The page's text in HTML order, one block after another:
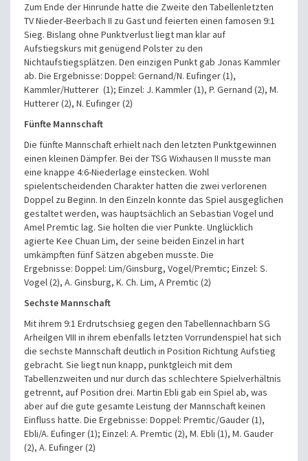
Zum Ende der Hinrunde hatte die Zweite den Tabellenletzten
TV Nieder-Beerbach II zu Gast und feierten einen famosen 9:1
Sieg. Bislang ohne Punktverlust liegt man klar auf
Aufstiegskurs mit genügend Polster zu den
Nichtaufstiegsplätzen. Den einzigen Punkt gab Jonas Kammler
ab. Die Ergebnisse: Doppel: Gernand/N. Eufinger (1),
Kammler/Hutterer (1); Einzel: J. Kammler (1), P. Gernand (2), M.
Hutterer (2), N. Eufinger (2)
Fünfte Mannschaft
Die fünfte Mannschaft erhielt nach den letzten Punktgewinnen
einen kleinen Dämpfer. Bei der TSG Wixhausen II musste man
eine knappe 4:6-Niederlage einstecken. Wohl
spielentscheidenden Charakter hatten die zwei verlorenen
Doppel zu Beginn. In den Einzeln konnte das Spiel ausgeglichen
gestaltet werden, was hauptsächlich an Sebastian Vogel und
Amel Premtic lag. Sie holten die vier Punkte. Unglücklich
agierte Kee Chuan Lim, der seine beiden Einzel in hart
umkämpften fünf Sätzen abgeben musste. Die
Ergebnisse: Doppel: Lim/Ginsburg, Vogel/Premtic; Einzel: S.
Vogel (2), A. Ginsburg, K. Ch. Lim, A Premtic (2)
Sechste Mannschaft
Mit ihrem 9:1 Erdrutschsieg gegen den Tabellennachbarn SG
Arheilgen VIII in ihrem ebenfalls letzten Vorrundenspiel hat sich
die sechste Mannschaft deutlich in Position Richtung Aufstieg
gebracht. Sie liegt nun knapp, punktgleich mit dem
Tabellenzweiten und nur durch das schlechtere Spielverhältnis
getrennt, auf Position drei. Martin Ebli gab ein Spiel ab, was
aber auf die gute gesamte Leistung der Mannschaft keinen
Einfluss hatte. Die Ergebnisse: Doppel: Premtic/Gauder (1),
Ebli/A. Eufinger (1); Einzel: A. Premtic (2), M. Ebli (1), M. Gauder
(2), A. Eufinger (2)